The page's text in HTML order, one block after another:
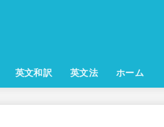
英文和訳 英文法 ホーム